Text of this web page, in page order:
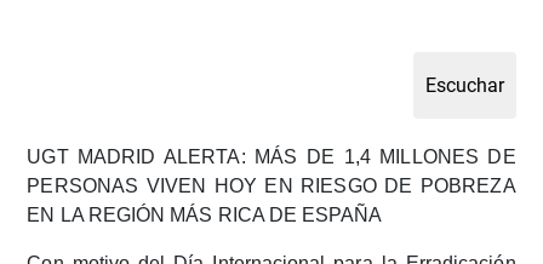
UGT MADRID ALERTA: MÁS DE 1,4 MILLONES DE
PERSONAS VIVEN HOY EN RIESGO DE POBREZA
EN LA REGIÓN MÁS RICA DE ESPAÑA